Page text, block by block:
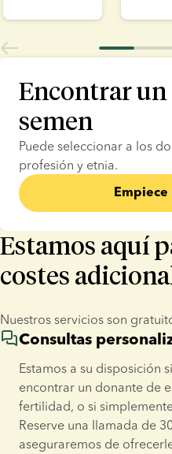
Encontrar un
semen
Puede seleccionar a los
profesión y etnia.
Estamos aquí
costes
Nuestros servicios son
Consultas
Estamos a su disposición
encontrar un donante de
fertilidad, o si
Reserve una llamada de
aseguraremos de